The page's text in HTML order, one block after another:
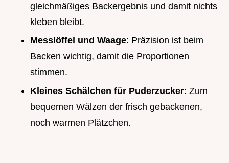
gleichmäßiges Backergebnis und damit nichts
kleben bleibt.
Messlöffel und Waage: Präzision ist beim
Backen wichtig, damit die Proportionen
stimmen.
Kleines Schälchen für Puderzucker: Zum
bequemen Wälzen der frisch gebackenen,
noch warmen Plätzchen.